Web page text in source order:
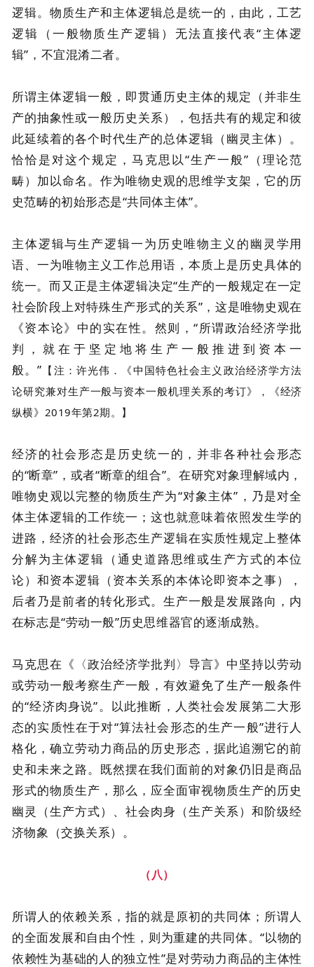
逻辑。物质生产和主体逻辑总是统一的，由此，工艺
逻辑（一般物质生产逻辑）无法直接代表“主体逻
辑”，不宜混淆二者。
所谓主体逻辑一般，即贯通历史主体的规定（并非生
产的抽象性或一般历史关系），包括共有的规定和彼
此延续着的各个时代生产的总体逻辑（幽灵主体）。
恰恰是对这个规定，马克思以“生产一般”（理论范
畴）加以命名。作为唯物史观的思维学支架，它的历
史范畴的初始形态是“共同体主体”。
主体逻辑与生产逻辑一为历史唯物主义的幽灵学用
语、一为唯物主义工作总用语，本质上是历史具体的
统一。而又正是主体逻辑决定“生产的一般规定在一定
社会阶段上对特殊生产形式的关系”，这是唯物史观在
《资本论》中的实在性。然则，“所谓政治经济学批
判，就在于坚定地将生产一般推进到资本一
般。” 【注：许光伟．《中国特色社会主义政治经济学方法
论研究兼对生产一般与资本一般机理关系的考订》，《经济
纵横》2019年第2期。】
经济的社会形态是历史统一的，并非各种社会形态
的“断章”，或者“断章的组合”。在研究对象理解域内，
唯物史观以完整的物质生产为“对象主体”，乃是对全
体主体逻辑的工作统一；这也就意味着依照发生学的
进路，经济的社会形态生产逻辑在实质性规定上整体
分解为主体逻辑（通史道路思维或生产方式的本位
论）和资本逻辑（资本关系的本体论即资本之事），
后者乃是前者的转化形式。生产一般是发展路向，内
在标志是“劳动一般”历史思维器官的逐渐成熟。
马克思在《〈政治经济学批判〉导言》中坚持以劳动
或劳动一般考察生产一般，有效避免了生产一般条件
的“经济肉身说”。以此推断，人类社会发展第二大形
态的实质性在于对“算法社会形态的生产一般”进行人
格化，确立劳动力商品的历史形态，据此追溯它的前
史和未来之路。既然摆在我们面前的对象仍旧是商品
形式的物质生产，那么，应全面审视物质生产的历史
幽灵（生产方式）、社会肉身（生产关系）和阶级经
济物象（交换关系）。
（八）
所谓人的依赖关系，指的就是原初的共同体；所谓人
的全面发展和自由个性，则为重建的共同体。“以物的
依赖性为基础的人的独立性”是对劳动力商品的主体性